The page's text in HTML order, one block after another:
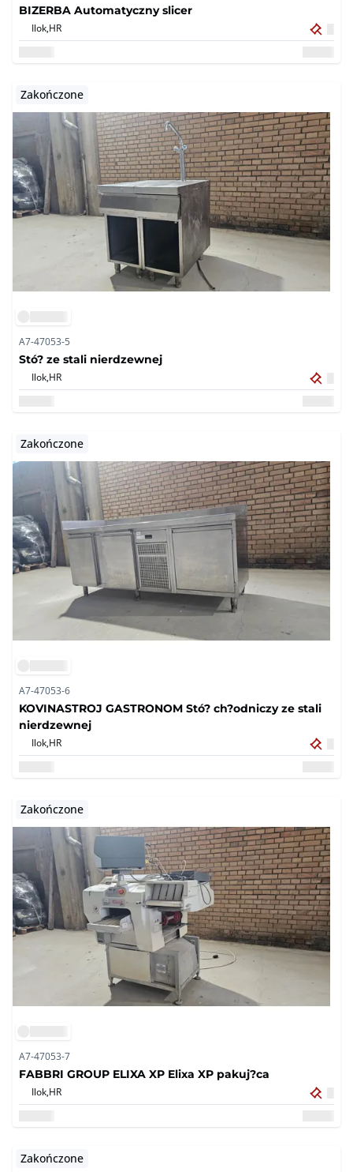
BIZERBA Automatyczny slicer
Ilok,HR
Zakończone
A7-47053-5
Stó? ze stali nierdzewnej
Ilok,HR
Zakończone
A7-47053-6
KOVINASTROJ GASTRONOM Stó? ch?odniczy ze stali
nierdzewnej
Ilok,HR
Zakończone
A7-47053-7
FABBRI GROUP ELIXA XP Elixa XP pakuj?ca
Ilok,HR
Zakończone